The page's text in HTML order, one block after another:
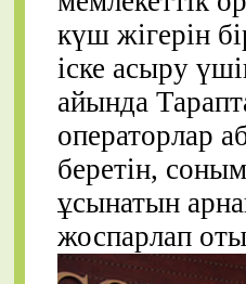
күш жігерін
іске асыру
айында
операторлар
беретін,
ұсынатын
жоспарлап